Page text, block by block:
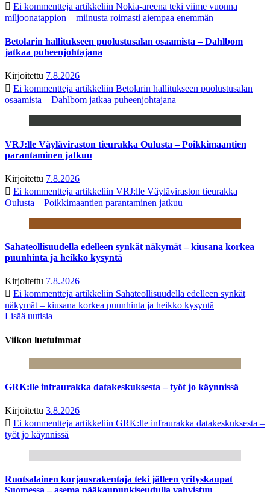
Ei kommentteja artikkeliin Nokia-areena teki viime vuonna
miljoonatappion – miinusta roimasti aiempaa enemmän
Betolarin hallitukseen puolustusalan osaamista – Dahlbom
jatkaa puheenjohtajana
Kirjoitettu 7.8.2026
Ei kommentteja artikkeliin Betolarin hallitukseen puolustusalan
osaamista – Dahlbom jatkaa puheenjohtajana
VRJ:lle Väyläviraston tieurakka Oulusta – Poikkimaantien
parantaminen jatkuu
Kirjoitettu 7.8.2026
Ei kommentteja artikkeliin VRJ:lle Väyläviraston tieurakka
Oulusta – Poikkimaantien parantaminen jatkuu
Sahateollisuudella edelleen synkät näkymät – kiusana korkea
puunhinta ja heikko kysyntä
Kirjoitettu 7.8.2026
Ei kommentteja artikkeliin Sahateollisuudella edelleen synkät
näkymät – kiusana korkea puunhinta ja heikko kysyntä
Lisää uutisia
Viikon luetuimmat
GRK:lle infraurakka datakeskuksesta – työt jo käynnissä
Kirjoitettu 3.8.2026
Ei kommentteja artikkeliin GRK:lle infraurakka datakeskuksesta –
työt jo käynnissä
Ruotsalainen korjausrakentaja teki jälleen yrityskaupat
Suomessa – asema pääkaupunkiseudulla vahvistuu